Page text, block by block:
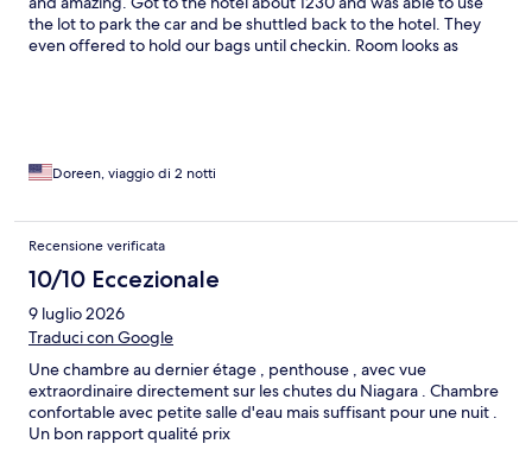
the lot to park the car and be shuttled back to the hotel. They
even offered to hold our bags until checkin. Room looks as
Doreen, viaggio di 2 notti
Recensione verificata
10/10 Eccezionale
9 luglio 2026
Traduci con Google
Une chambre au dernier étage , penthouse , avec vue
extraordinaire directement sur les chutes du Niagara . Chambre
confortable avec petite salle d'eau mais suffisant pour une nuit .
Un bon rapport qualité prix